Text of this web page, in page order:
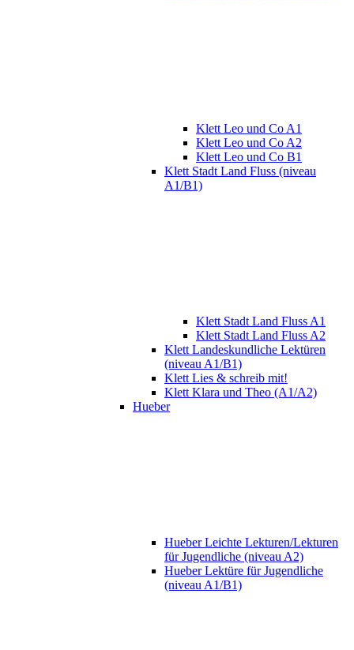
Klett Leo und Co A1
Klett Leo und Co A2
Klett Leo und Co B1
Klett Stadt Land Fluss (niveau
A1/B1)
Klett Stadt Land Fluss A1
Klett Stadt Land Fluss A2
Klett Landeskundliche Lektüren
(niveau A1/B1)
Klett Lies & schreib mit!
Klett Klara und Theo (A1/A2)
Hueber
Hueber Leichte Lekturen/Lekturen
für Jugendliche (niveau A2)
Hueber Lektüre für Jugendliche
(niveau A1/B1)